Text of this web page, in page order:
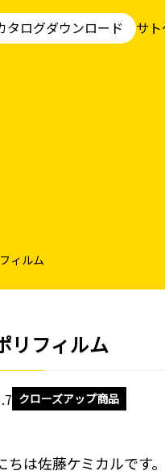
タログダウンロード サト
ィルム
リフィルム
クローズアップ商品
ちは佐藤ケミカルです。